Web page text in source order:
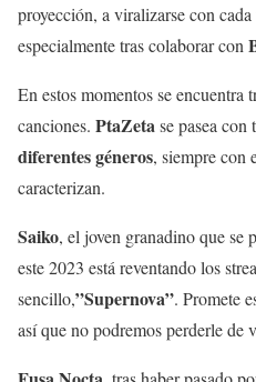
proyección, a viralizarse con cada
especialmente tras colaborar con
En estos momentos se encuentra
canciones. PtaZeta se pasea
diferentes géneros, siempre con
caracterizan.
Saiko, el joven granadino que se
este 2023 está reventando los
sencillo,”Supernova”. Promete
así que no podremos perderle de